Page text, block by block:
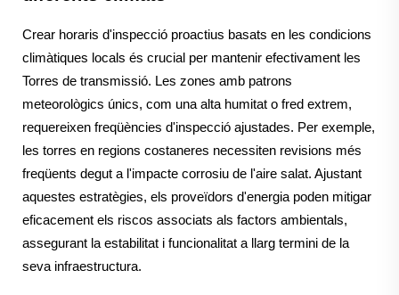
Crear horaris d'inspecció proactius basats en les condicions
climàtiques locals és crucial per mantenir efectivament les
Torres de transmissió. Les zones amb patrons
meteorològics únics, com una alta humitat o fred extrem,
requereixen freqüències d'inspecció ajustades. Per exemple,
les torres en regions costaneres necessiten revisions més
freqüents degut a l'impacte corrosiu de l'aire salat. Ajustant
aquestes estratègies, els proveïdors d'energia poden mitigar
eficacement els riscos associats als factors ambientals,
assegurant la estabilitat i funcionalitat a llarg termini de la
seva infraestructura.